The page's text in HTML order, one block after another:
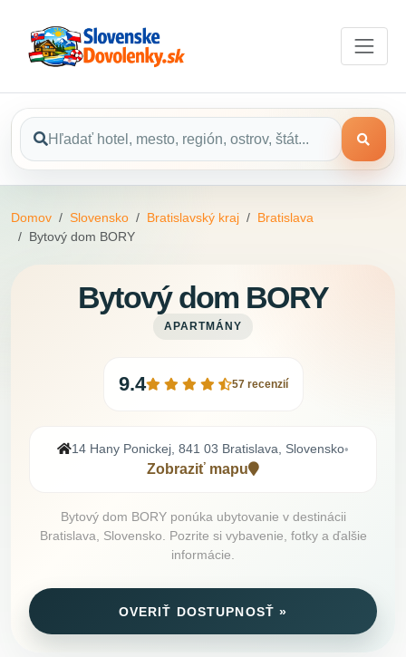
Domov Slovensko Bratislavský kraj
Bratislava
Bytový dom BORY
Bytový dom BORY
APARTMÁNY
9.4 57 recenzií
14 Hany Ponickej, 841 03 Bratislava, Slovensko•
Zobraziť mapu
Bytový dom BORY ponúka ubytovanie v destinácii
Bratislava, Slovensko. Pozrite si vybavenie, fotky a ďalšie
informácie.
OVERIŤ DOSTUPNOSŤ »